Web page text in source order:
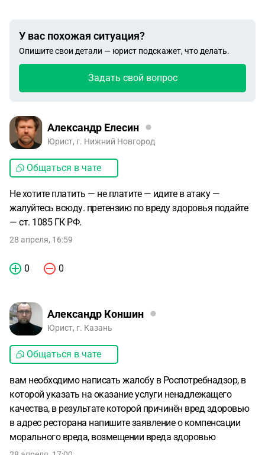
У вас похожая ситуация?
Опишите свои детали — юрист подскажет, что делать.
Задать свой вопрос
Александр Елесин
Юрист, г. Нижний Новгород
Общаться в чате
Не хотите платить — не платите — идите в атаку —
жалуйтесь всюду. претензию по вреду здоровья подайте
— ст. 1085 ГК РФ.
28 апреля, 16:59
0 0
Александр Коншин
Юрист, г. Казань
Общаться в чате
вам необходимо написать жалобу в Роспотребнадзор, в
которой указать на оказание услуги ненадлежащего
качества, в результате которой причинён вред здоровью
в адрес ресторана напишите заявление о компенсации
морального вреда, возмещении вреда здоровью